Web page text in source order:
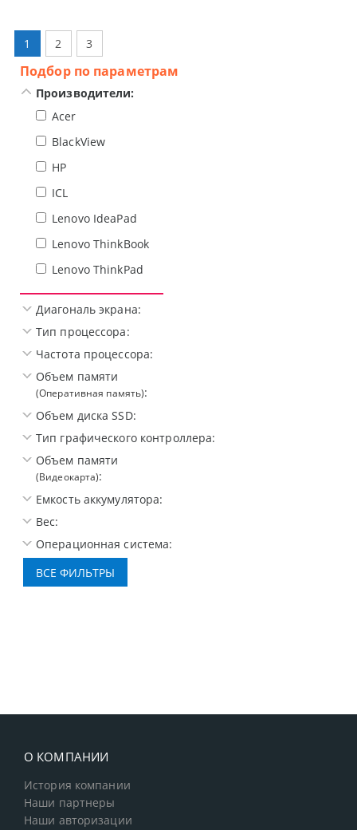
1 2 3
Подбор по параметрам
Производители:
Acer
BlackView
HP
ICL
Lenovo IdeaPad
Lenovo ThinkBook
Lenovo ThinkPad
Диагональ экрана:
Тип процессора:
Частота процессора:
Объем памяти
(Оперативная память):
Объем диска SSD:
Тип графического контроллера:
Объем памяти
(Видеокарта):
Емкость аккумулятора:
Вес:
Операционная система:
О КОМПАНИИ
История компании
Наши партнеры
Наши авторизации